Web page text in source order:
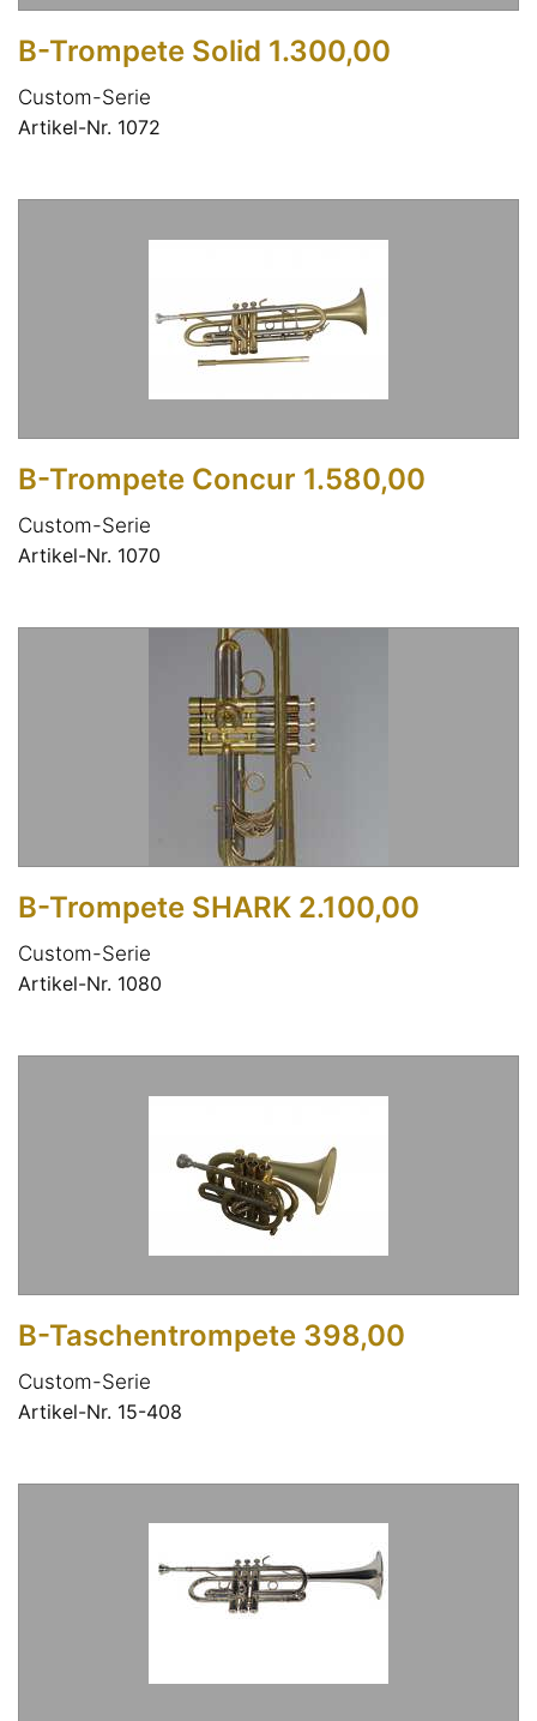
B-Trompete Solid 1.300,00
Custom-Serie
Artikel-Nr. 1072
B-Trompete Concur 1.580,00
Custom-Serie
Artikel-Nr. 1070
B-Trompete SHARK 2.100,00
Custom-Serie
Artikel-Nr. 1080
B-Taschentrompete 398,00
Custom-Serie
Artikel-Nr. 15-408